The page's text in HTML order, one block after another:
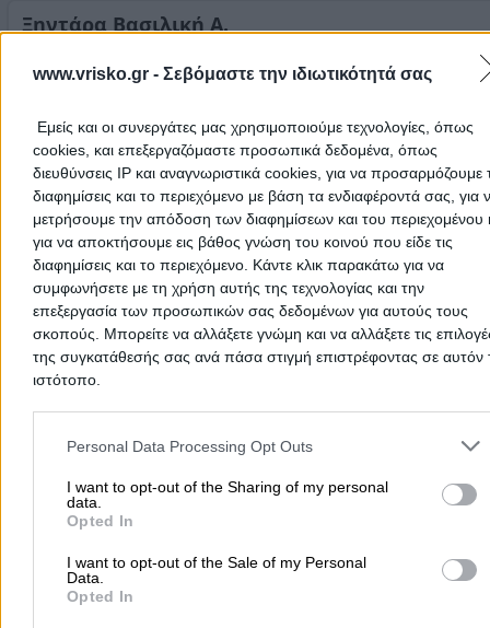
www.vrisko.gr - Σεβόμαστε την ιδιωτικότητά σας
Εμείς και οι συνεργάτες μας χρησιμοποιούμε τεχνολογίες, όπως
cookies, και επεξεργαζόμαστε προσωπικά δεδομένα, όπως
διευθύνσεις IP και αναγνωριστικά cookies, για να προσαρμόζουμε
διαφημίσεις και το περιεχόμενο με βάση τα ενδιαφέροντά σας, για
μετρήσουμε την απόδοση των διαφημίσεων και του περιεχομένου
για να αποκτήσουμε εις βάθος γνώση του κοινού που είδε τις
διαφημίσεις και το περιεχόμενο. Κάντε κλικ παρακάτω για να
συμφωνήσετε με τη χρήση αυτής της τεχνολογίας και την
επεξεργασία των προσωπικών σας δεδομένων για αυτούς τους
σκοπούς. Μπορείτε να αλλάξετε γνώμη και να αλλάξετε τις
της συγκατάθεσής σας ανά πάσα στιγμή επιστρέφοντας σε αυτόν
ιστότοπο.
Please note that this website/app uses one or more Google
and may gather and store information including but not limited to
to Google and its third-party tags to use your data for below
purposes in below Google consent section.
Personal Data Processing Opt Outs
I want to opt-out of the Sharing of my personal
data.
Opted In
I want to opt-out of the Sale of my Personal
Data.
Opted In
Τηλέφωνο: 2106219590
Καρδιολόγοι , Ανατολική Αττική
Ξηντάρα Βασιλική Α.
Λεωφόρος Μαραθώνος 80, Πικέρμι
Πιστοποιημένη με ΕΟΠΥΥ μόνο για ηλεκτρονική
συνταγογράφηση.
Τηλέφωνο:2106039350
Στοιχεία αναζήτησης:Καρδιολόγοι , Ανατολική Αττική
Σταμέλος Νικόλαος Π.
Καρδιολόγος
Καρδιολόγοι
Έβρου 19, Γέρακας
Πιστοποιημένος με ΕΟΠΥΥ μόνο για ηλεκτρονική
Στοιχεία αναζήτησης: Καρδιολόγοι , Ανατολική Αττική
Γαλάτης Δημήτριος Η.
(1 αξιολόγηση)
Ειδικός Καρδιολόγος
Καρδιολόγοι
Λούη Σπύρου 6, Καπανδρίτι